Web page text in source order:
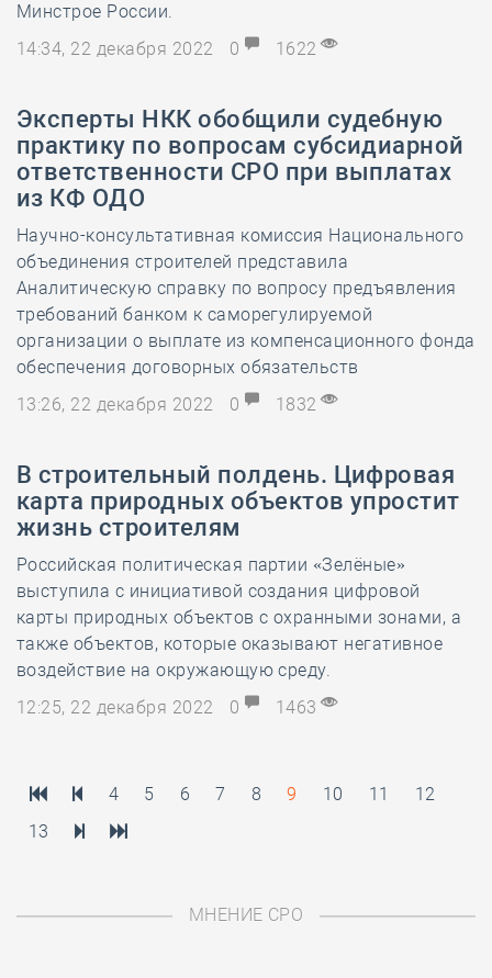
Минстрое России.
14:34, 22 декабря 2022
0 1622
Эксперты НКК обобщили судебную
практику по вопросам субсидиарной
ответственности СРО при выплатах
из КФ ОДО
Научно-консультативная комиссия Национального
объединения строителей представила
Аналитическую справку по вопросу предъявления
требований банком к саморегулируемой
организации о выплате из компенсационного фонда
обеспечения договорных обязательств
13:26, 22 декабря 2022
0 1832
В строительный полдень. Цифровая
карта природных объектов упростит
жизнь строителям
Российская политическая партии «Зелёные»
выступила с инициативой создания цифровой
карты природных объектов с охранными зонами, а
также объектов, которые оказывают негативное
воздействие на окружающую среду.
12:25, 22 декабря 2022
0 1463
4 5 6 7 8 9 10 11
12
13
МНЕНИЕ СРО